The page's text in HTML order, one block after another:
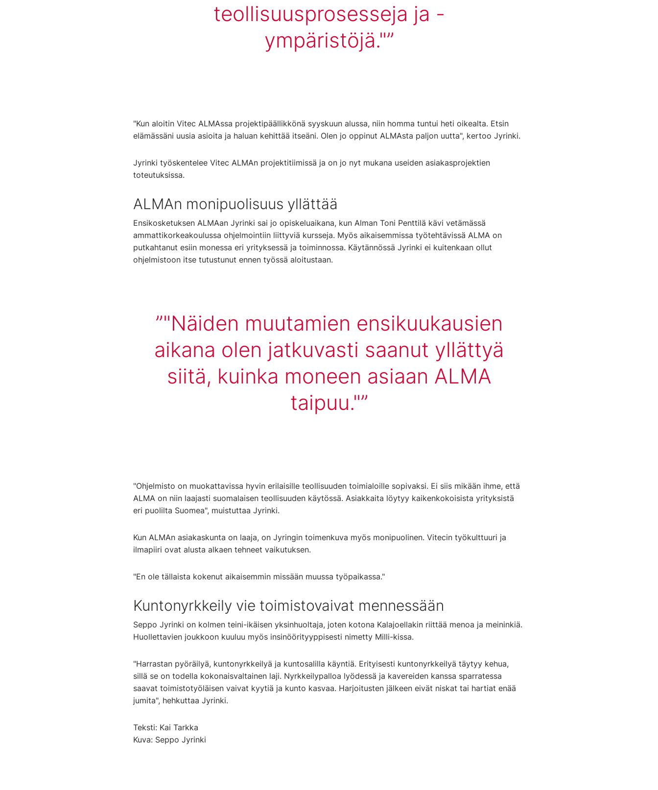
teollisuusprosesseja ja -
ympäristöjä."
"Kun aloitin Vitec ALMAssa projektipäällikkönä syyskuun alussa, niin homma tuntui heti oikealta. Etsin
elämässäni uusia asioita ja haluan kehittää itseäni. Olen jo oppinut ALMAsta paljon uutta", kertoo Jyrinki.
Jyrinki työskentelee Vitec ALMAn projektitiimissä ja on jo nyt mukana useiden asiakasprojektien
toteutuksissa.
ALMAn monipuolisuus yllättää
Ensikosketuksen ALMAan Jyrinki sai jo opiskeluaikana, kun Alman Toni Penttilä kävi vetämässä
ammattikorkeakoulussa ohjelmointiin liittyviä kursseja. Myös aikaisemmissa työtehtävissä ALMA on
putkahtanut esiin monessa eri yrityksessä ja toiminnossa. Käytännössä Jyrinki ei kuitenkaan ollut
ohjelmistoon itse tutustunut ennen työssä aloitustaan.
"Näiden muutamien ensikuukausien
aikana olen jatkuvasti saanut yllättyä
siitä, kuinka moneen asiaan ALMA
taipuu."
"Ohjelmisto on muokattavissa hyvin erilaisille teollisuuden toimialoille sopivaksi. Ei siis mikään ihme, että
ALMA on niin laajasti suomalaisen teollisuuden käytössä. Asiakkaita löytyy kaikenkokoisista yrityksistä
eri puolilta Suomea", muistuttaa Jyrinki.
Kun ALMAn asiakaskunta on laaja, on Jyringin toimenkuva myös monipuolinen. Vitecin työkulttuuri ja
ilmapiiri ovat alusta alkaen tehneet vaikutuksen.
"En ole tällaista kokenut aikaisemmin missään muussa työpaikassa."
Kuntonyrkkeily vie toimistovaivat mennessään
Seppo Jyrinki on kolmen teini-ikäisen yksinhuoltaja, joten kotona Kalajoellakin riittää menoa ja meininkiä.
Huollettavien joukkoon kuuluu myös insinöörityyppisesti nimetty Milli-kissa.
"Harrastan pyöräilyä, kuntonyrkkeilyä ja kuntosalilla käyntiä. Erityisesti kuntonyrkkeilyä täytyy kehua,
sillä se on todella kokonaisvaltainen laji. Nyrkkeilypalloa lyödessä ja kavereiden kanssa sparratessa
saavat toimistotyöläisen vaivat kyytiä ja kunto kasvaa. Harjoitusten jälkeen eivät niskat tai hartiat enää
jumita", hehkuttaa Jyrinki.
Teksti: Kai Tarkka
Kuva: Seppo Jyrinki